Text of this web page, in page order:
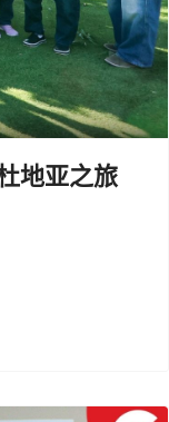
地亚之旅